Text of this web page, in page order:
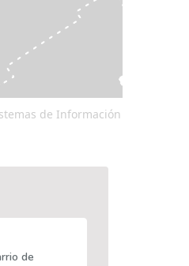
de Información
de